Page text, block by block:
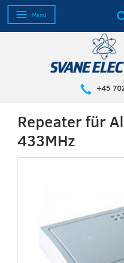
Anzeige ändern
Menü
+45
Repeater für
433MHz